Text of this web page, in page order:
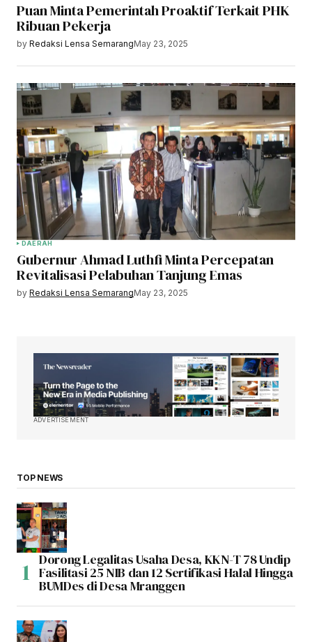
Puan Minta Pemerintah Proaktif Terkait PHK
Ribuan Pekerja
by Redaksi Lensa SemarangMay 23, 2025
DAERAH
Gubernur Ahmad Luthfi Minta Percepatan
Revitalisasi Pelabuhan Tanjung Emas
by Redaksi Lensa SemarangMay 23, 2025
ADVERTISEMENT
TOP NEWS
Dorong Legalitas Usaha Desa, KKN-T 78 Undip
Fasilitasi 25 NIB dan 12 Sertifikasi Halal Hingga
BUMDes di Desa Mranggen